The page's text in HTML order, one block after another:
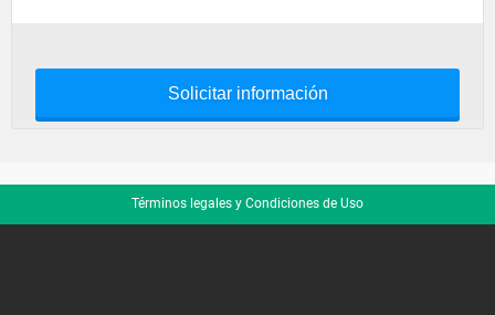
Solicitar información
Términos legales y Condiciones de Uso